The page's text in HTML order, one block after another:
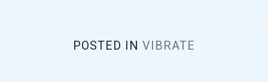
POSTED IN VIBRATE